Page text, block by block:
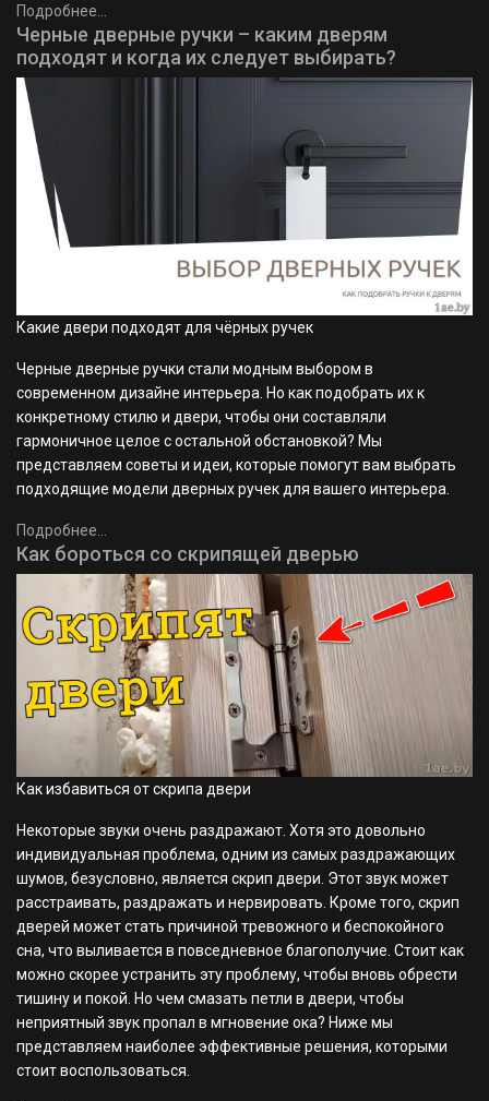
Подробнее...
Черные дверные ручки – каким дверям
подходят и когда их следует выбирать?
Какие двери подходят для чёрных ручек
Черные дверные ручки стали модным выбором в
современном дизайне интерьера. Но как подобрать их к
конкретному стилю и двери, чтобы они составляли
гармоничное целое с остальной обстановкой? Мы
представляем советы и идеи, которые помогут вам выбрать
подходящие модели дверных ручек для вашего интерьера.
Подробнее...
Как бороться со скрипящей дверью
Как избавиться от скрипа двери
Некоторые звуки очень раздражают. Хотя это довольно
индивидуальная проблема, одним из самых раздражающих
шумов, безусловно, является скрип двери. Этот звук может
расстраивать, раздражать и нервировать. Кроме того, скрип
дверей может стать причиной тревожного и беспокойного
сна, что выливается в повседневное благополучие. Стоит как
можно скорее устранить эту проблему, чтобы вновь обрести
тишину и покой. Но чем смазать петли в двери, чтобы
неприятный звук пропал в мгновение ока? Ниже мы
представляем наиболее эффективные решения, которыми
стоит воспользоваться.